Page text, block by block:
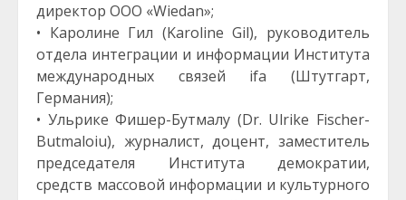
директор ООО «Wiedan»;
• Каролине Гил (Karoline Gil), руководитель
отдела интеграции и информации Института
международных связей ifa (Штутгарт,
Германия);
• Ульрике Фишер-Бутмалу (Dr. Ulrike Fischer-
Butmaloiu), журналист, доцент, заместитель
председателя Института демократии,
средств массовой информации и культурного